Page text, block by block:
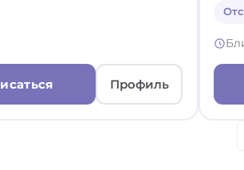
Профиль